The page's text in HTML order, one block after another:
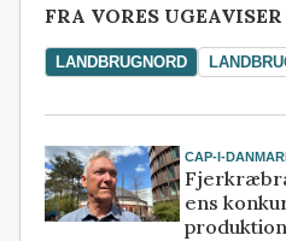
FRA VORES UGEAVISER
LANDBRUGNORD
CAP-I-
ens